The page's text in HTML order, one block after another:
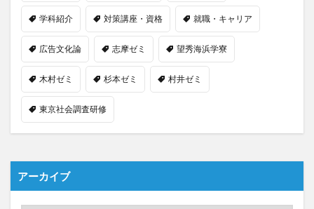
学科紹介 対策講座・資格 就職・キャリア
広告文化論 志摩ゼミ 望秀海浜学寮
木村ゼミ 杉本ゼミ 村井ゼミ
東京社会調査研修
アーカイブ